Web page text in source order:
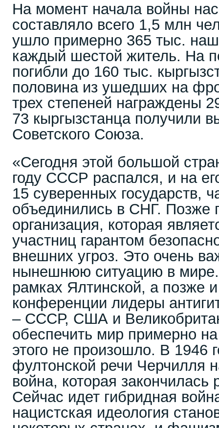
На момент начала войны
составляло всего 1,5 млн
ушло примерно 365 тыс.
каждый шестой житель. На
погибли до 160 тыс.
половина из ушедших на
трех степеней награждены
73 кыргызстанца получили
Советского Союза.
«Сегодня этой большой
году СССР распался, и на
15 суверенных государств,
объединились в СНГ. Позже
организация, которая
участниц гарантом
внешних угроз. Это очень
нынешнюю ситуацию в мире.
рамках Ялтинской, а позже
конференции лидеры
– СССР, США и
обеспечить мир примерно
этого не произошло. В 1946
фултонской речи Черчилля
война, которая
Сейчас идет гибридная
нацистская идеология